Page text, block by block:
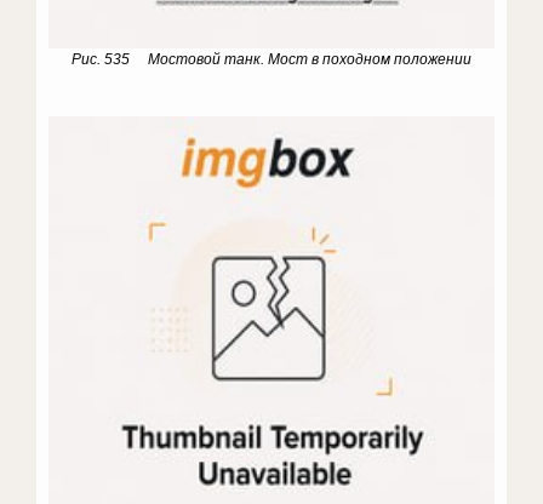
Рис. 535 Мостовой танк. Мост в походном положении